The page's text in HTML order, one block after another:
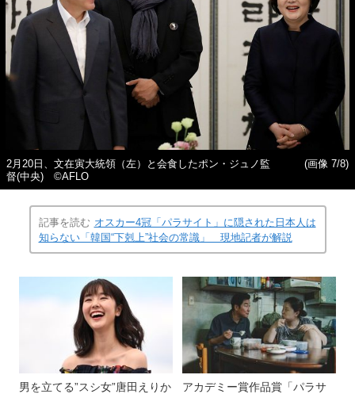
2月20日、文在寅大統領（左）と会食したポン・ジュノ監
督(中央) ©AFLO
(画像 7/8)
記事を読む オスカー4冠「パラサイト」に隠された日本人は
知らない「韓国“下剋上”社会の常識」 現地記者が解説
男を立てる”スシ女”唐田えりか
アカデミー賞作品賞「パラサ